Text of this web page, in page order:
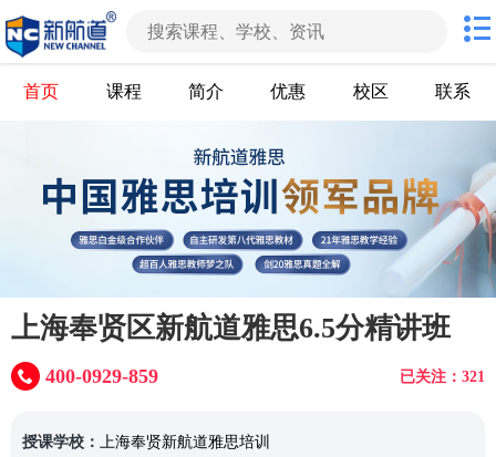
首页 课程 简介 优惠 校区 联系
上海奉贤区新航道雅思6.5分精讲班
已关注：321
400-0929-859
授课学校： 上海奉贤新航道雅思培训